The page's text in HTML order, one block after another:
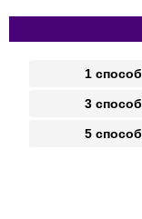
1 способ
3 способ
5 способ